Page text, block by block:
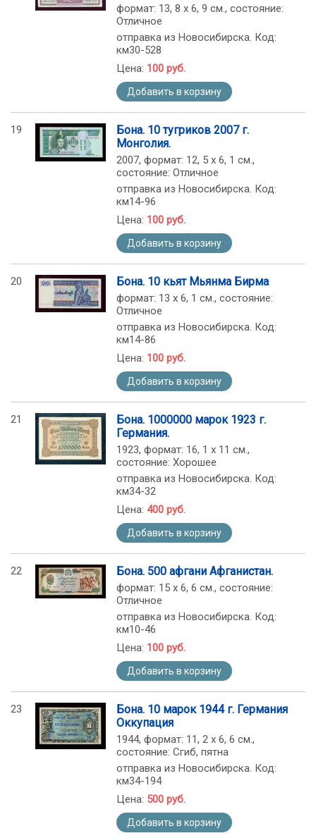
формат: 13, 8 х 6, 9 см., состояние:
Отличное
отправка из Новосибирска. Код:
км30-528
Цена: 100 руб.
Добавить в корзину
19
Бона. 10 тугриков 2007 г.
Монголия.
2007, формат: 12, 5 х 6, 1 см.,
состояние: Отличное
отправка из Новосибирска. Код:
км14-96
Цена: 100 руб.
Добавить в корзину
20 Бона. 10 кьят Мьянма Бирма
формат: 13 х 6, 1 см., состояние:
Отличное
отправка из Новосибирска. Код:
км14-86
Цена: 100 руб.
Добавить в корзину
21
Бона. 1000000 марок 1923 г.
Германия.
1923, формат: 16, 1 х 11 см.,
состояние: Хорошее
отправка из Новосибирска. Код:
км34-32
Цена: 400 руб.
Добавить в корзину
22 Бона. 500 афгани Афганистан.
формат: 15 х 6, 6 см., состояние:
Отличное
отправка из Новосибирска. Код:
км10-46
Цена: 100 руб.
Добавить в корзину
23
Бона. 10 марок 1944 г. Германия
Оккупация
1944, формат: 11, 2 х 6, 6 см.,
состояние: Сгиб, пятна
отправка из Новосибирска. Код:
км34-194
Цена: 500 руб.
Добавить в корзину